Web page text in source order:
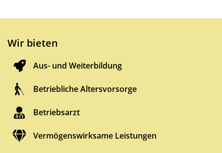
Wir bieten
Aus- und Weiterbildung
Betriebliche Altersvorsorge
Betriebsarzt
Vermögenswirksame Leistungen